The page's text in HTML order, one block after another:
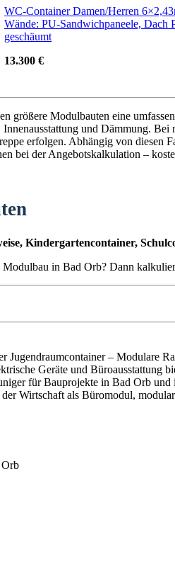
WC-Container Damen/Herren
Wände: PU-Sandwichpaneele, Dach
geschäumt
13.300 €
größere Modulbauten eine
und Dämmung.
erfolgen. Abhängig von diesen
bei der Angebotskalkulation –
Kindergartencontainer,
in Bad Orb? Dann
Jugendraumcontainer – Modulare
Geräte und Büroausstattung
für Bauprojekte in Bad Orb
Wirtschaft als Büromodul,